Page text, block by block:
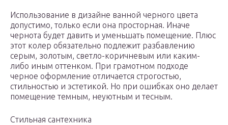
Использование в дизайне ванной черного цвета
допустимо, только если она просторная. Иначе
чернота будет давить и уменьшать помещение. Плюс
этот колер обязательно подлежит разбавлению
серым, золотым, светло-коричневым или каким-
либо иным оттенком. При грамотном подходе
черное оформление отличается строгостью,
стильностью и эстетикой. Но при ошибках оно делает
помещение темным, неуютным и тесным.
Стильная сантехника